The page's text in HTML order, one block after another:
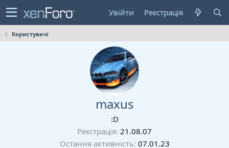
Увійти Реєстрація
Користувачі
maxus
:D
Реєстрація 21.08.07
Остання активність 07.01.23